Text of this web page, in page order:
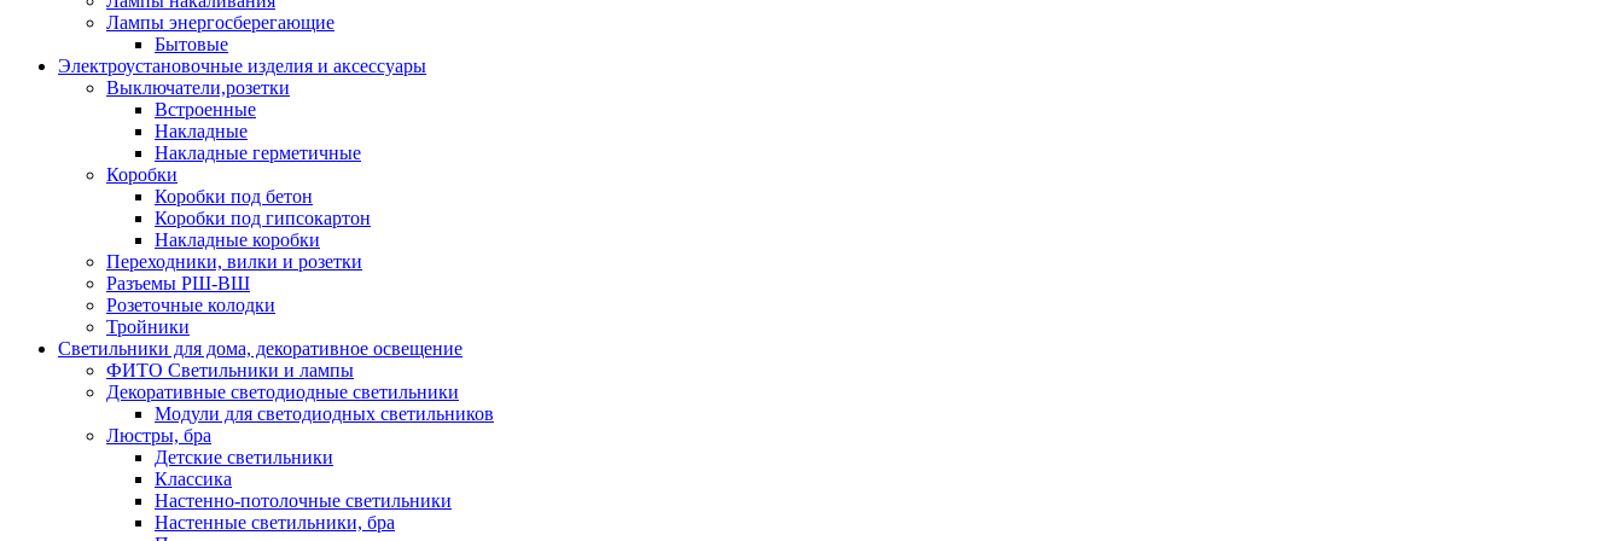
Лампы энергосберегающие
Бытовые
Электроустановочные изделия и аксессуары
Выключатели,розетки
Встроенные
Накладные
Накладные герметичные
Коробки
Коробки под бетон
Коробки под гипсокартон
Накладные коробки
Переходники, вилки и розетки
Разъемы РШ-ВШ
Розеточные колодки
Тройники
Светильники для дома, декоративное освещение
ФИТО Светильники и лампы
Декоративные светодиодные светильники
Модули для светодиодных светильников
Люстры, бра
Детские светильники
Классика
Настенно-потолочные светильники
Настенные светильники, бра